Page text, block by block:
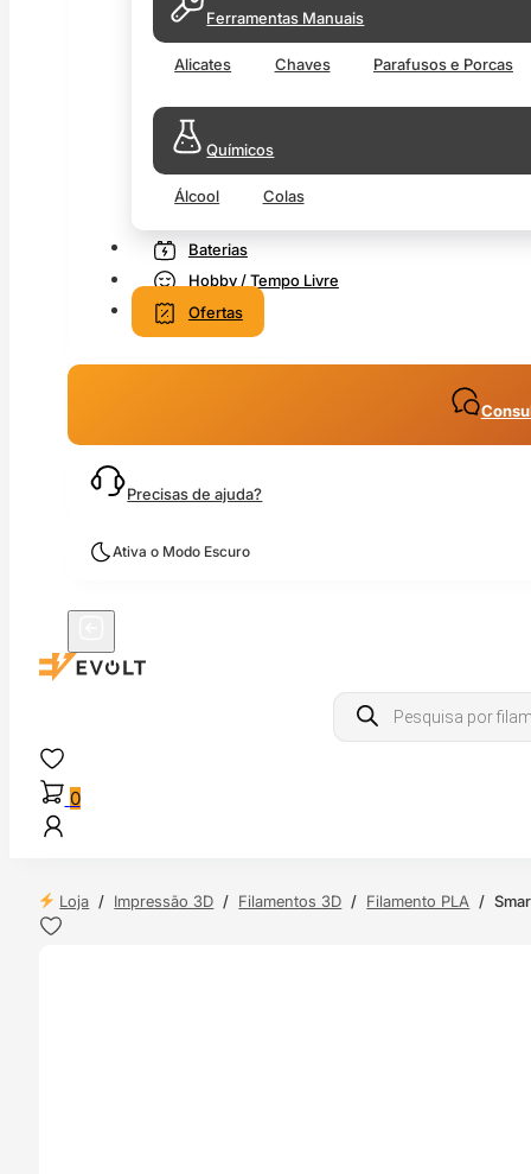
Ferramentas Manuais
Alicates Chaves Parafusos e Porcas
Químicos
Álcool Colas
Baterias
Hobby / Tempo Livre
Ofertas
Precisas de ajuda?
Ativa o Modo Escuro
Products
search
0
Loja / Impressão 3D / Filamentos 3D / Filamento PLA /